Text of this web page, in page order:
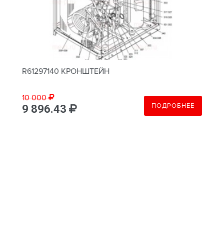
R61297140 КРОНШТЕЙН
10 000
9 896.43 ПОДРОБНЕЕ